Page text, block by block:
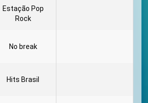
Estação Pop
Rock
No break
Hits Brasil